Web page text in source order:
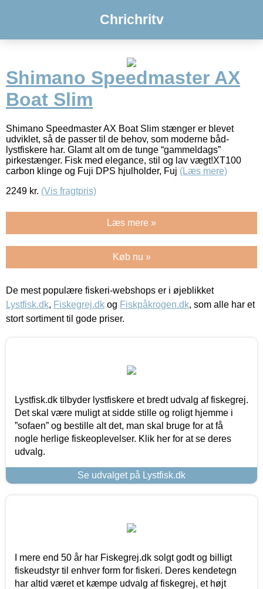
Chrichritv
Shimano Speedmaster AX
Boat Slim
Shimano Speedmaster AX Boat Slim stænger er blevet
udviklet, så de passer til de behov, som moderne båd-
lystfiskere har. Glamt alt om de tunge “gammeldags”
pirkestænger. Fisk med elegance, stil og lav vægt!XT100
carbon klinge og Fuji DPS hjulholder, Fuj (Læs mere)
2249 kr. (Vis fragtpris)
Læs mere »
Køb nu »
De mest populære fiskeri-webshops er i øjeblikket
Lystfisk.dk, Fiskegrej.dk og Fiskpåkrogen.dk, som alle har et
stort sortiment til gode priser.
Lystfisk.dk tilbyder lystfiskere et bredt udvalg af fiskegrej.
Det skal være muligt at sidde stille og roligt hjemme i
”sofaen” og bestille alt det, man skal bruge for at få
nogle herlige fiskeoplevelser. Klik her for at se deres
udvalg.
Se udvalget på Lystfisk.dk
I mere end 50 år har Fiskegrej.dk solgt godt og billigt
fiskeudstyr til enhver form for fiskeri. Deres kendetegn
har altid været et kæmpe udvalg af fiskegrej, et højt